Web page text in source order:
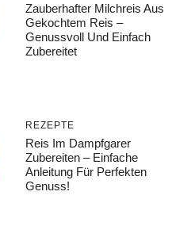
Zauberhafter Milchreis Aus
Gekochtem Reis –
Genussvoll Und Einfach
Zubereitet
REZEPTE
Reis Im Dampfgarer
Zubereiten – Einfache
Anleitung Für Perfekten
Genuss!